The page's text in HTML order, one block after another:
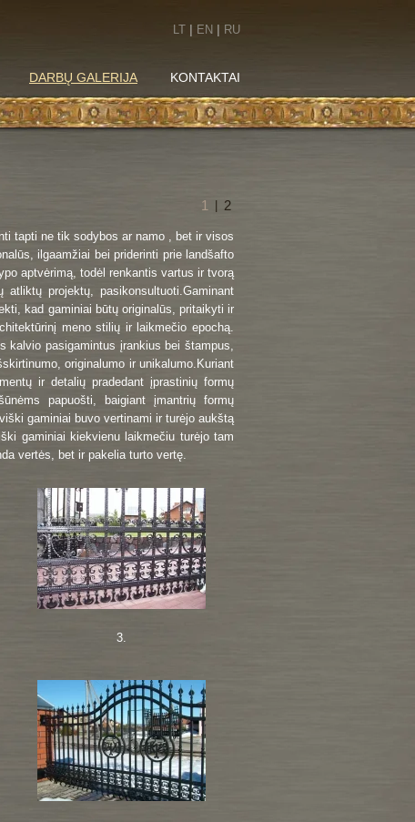
LT EN RU
KONTAKTAI
DARBŲ GALERIJA
tapti ne tik sodybos ar namo , bet ir visos
ilgaamžiai bei priderinti prie landšafto
aptvėrimą, todėl renkantis vartus ir tvorą
projektų, pasikonsultuoti.Gaminant
kad gaminiai būtų originalūs, pritaikyti ir
meno stilių ir laikmečio epochą.
kalvio pasigamintus įrankius bei štampus,
originalumo ir unikalumo.Kuriant
ir detalių pradedant įprastinių formų
papuošti, baigiant įmantrių formų
gaminiai buvo vertinami ir turėjo aukštą
gaminiai kiekvienu laikmečiu turėjo tam
vertės, bet ir pakelia turto vertę.
1 2
3.